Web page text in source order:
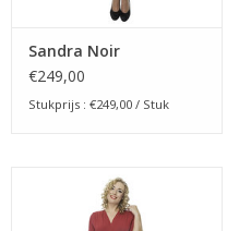
Sandra Noir
€249,00
Stukprijs : €249,00 / Stuk